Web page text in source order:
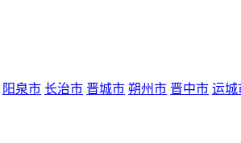
阳泉市 长治市 晋城市 朔州市 晋中市 运城